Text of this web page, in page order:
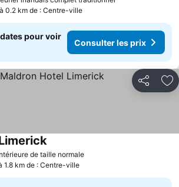
à 0.2 km de : Centre-ville
pour voir
Consulter les prix
Partager
de taille normale
1.8 km de : Centre-ville